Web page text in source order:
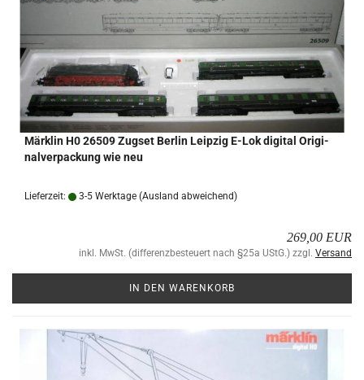
Märk­lin H0 26509 Zugs­et Ber­lin Leip­zig E-Lok di­gi­tal Ori­gi­
nal­ver­pa­ckung wie neu
Lieferzeit: 3-5 Werktage (Ausland abweichend)
269,00 EUR
inkl. MwSt. (differenzbesteuert nach §25a UStG.) zzgl. Versand
IN DEN WARENKORB